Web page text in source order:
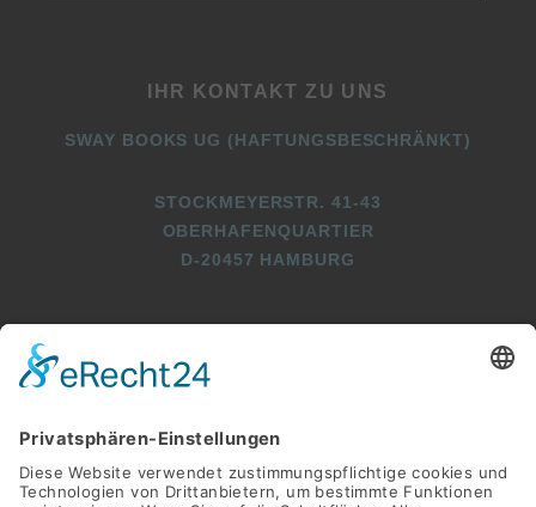
IHR KONTAKT ZU UNS
SWAY BOOKS UG (HAFTUNGSBESCHRÄNKT)
STOCKMEYERSTR. 41-43
OBERHAFENQUARTIER
D-20457 HAMBURG
+49 (0)40 2716369 9
INFO@SWAY-BOOKS.DE
      